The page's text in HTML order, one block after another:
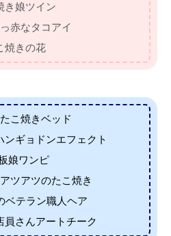
き娘ツイン
赤なタコアイ
焼きの花
こ焼きベッド
ギョドンエフェクト
娘ワンピ
ツアツのたこ焼き
ベテラン職人ヘア
員さんアートチーク